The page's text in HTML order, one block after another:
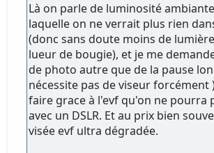
Là on parle de luminosité
laquelle on ne verrait plus rien
(donc sans doute moins de
lueur de bougie), et je me
de photo autre que de la pause
nécessite pas de viseur forcément
faire grace à l'evf qu'on ne pourra
avec un DSLR. Et au prix bien
visée evf ultra dégradée.